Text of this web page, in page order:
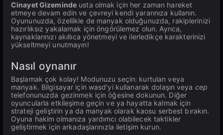
Cinayet Gizeminde usta olmak için her zaman hareket
etmeye devam edin ve çevreyi kendi yararınıza kullanın.
Oyununuzda, özellikle de manyak olduğunuzda, rakiplerinizi
hazırlıksız yakalamak için öngörülemez olun. Ayrıca,
kaynaklarınızı akıllıca yönetmeyi ve ilerledikçe karakterinizi
yükseltmeyi unutmayın!
Nasıl oynanır
Başlamak çok kolay! Modunuzu seçin: kurtulan veya
manyak. Bilgisayar için wasd'yi kullanarak dolaşın veya cep
telefonunuzda gezinmek için öğesine dokunun. Diğer
oyuncularla etkileşime geçin ve ya hayatta kalmak için
strateji geliştirin ya da manyak olarak kaosu serbest bırakın.
Oyuna hakim olmanıza yardımcı olabilecek taktikler
geliştirmek için arkadaşlarınızla iletişim kurun.